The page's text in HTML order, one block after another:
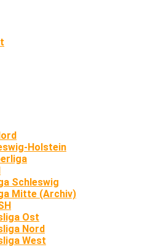
Holstein
Schleswig
Mitte (Archiv)
Ost
Nord
West